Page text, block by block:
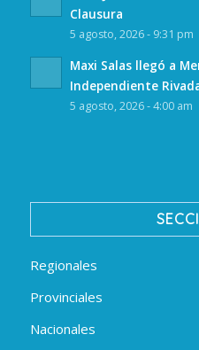
Clausura
5 agosto, 2026 - 9:31 pm
Maxi Salas llegó a
Independiente
5 agosto, 2026 - 4:00 am
Regionales
Provinciales
Nacionales